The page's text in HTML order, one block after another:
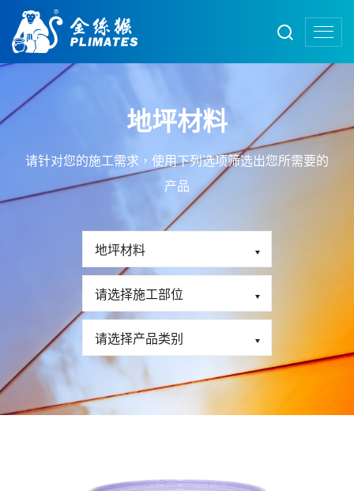
地坪材料
请针对您的施工需求，使用下列选项筛选出您所需要的
产品